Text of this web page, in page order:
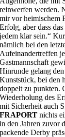
reinwerfen werden.
mir vor heimischem
Erfolg, aber dass
jedem klar sein.“
nämlich bei den
Aufeinandertreffen
Gastmannschaft
Hinrunde gelang
Kunststück, bei den
doppelt zu punkten.
Wiederholung des
mit Sicherheit auch
FRAPORT nichts
in den Jahren zuvor
packende Derby